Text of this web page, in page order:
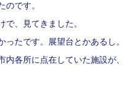
のです。
で、見てきました。
ったです。展望台とかあるし。
内各所に点在していた施設が、